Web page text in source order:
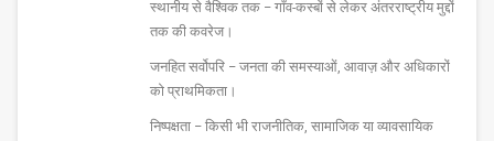
स्थानीय से वैश्विक तक – गाँव-कस्बों से लेकर अंतरराष्ट्रीय मुद्दों
तक की कवरेज।
जनहित सर्वोपरि – जनता की समस्याओं, आवाज़ और अधिकारों
को प्राथमिकता।
निष्पक्षता – किसी भी राजनीतिक, सामाजिक या व्यावसायिक